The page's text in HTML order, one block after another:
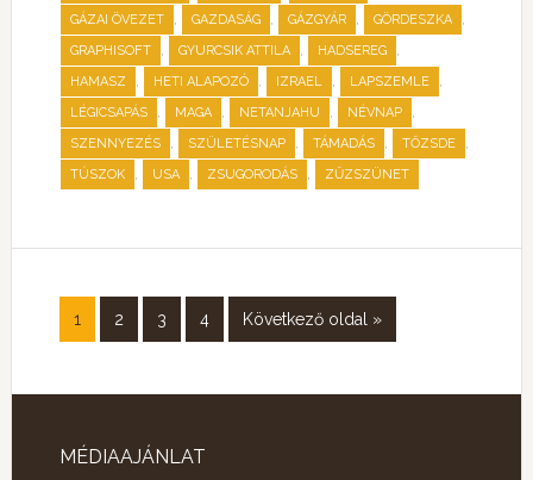
GÁZAI ÖVEZET , GAZDASÁG , GÁZGYÁR , GÖRDESZKA ,
GRAPHISOFT , GYURCSIK ATTILA , HADSEREG ,
HAMASZ , HETI ALAPOZÓ , IZRAEL , LAPSZEMLE ,
LÉGICSAPÁS , MAGA , NETANJAHU , NÉVNAP ,
SZENNYEZÉS , SZÜLETÉSNAP , TÁMADÁS , TŐZSDE ,
TÚSZOK , USA , ZSUGORODÁS , ZŰZSZÜNET
1 2 3 4 Következő oldal »
MÉDIAAJÁNLAT